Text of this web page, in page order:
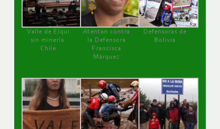
Valle de Elqui
sin minería.
Chile
Atentan contra
la Defensora
Francisca
Márquez
Defensoras de
Bolivia